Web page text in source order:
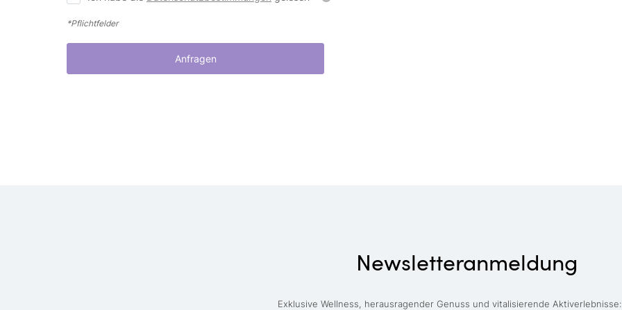
*Pflichtfelder
Anfragen
Newsletteranmeldung
Exklusive Wellness, herausragender Genuss und vitalisierende